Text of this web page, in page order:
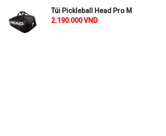
Túi Pickleball Head Pro M
2.190.000 VND